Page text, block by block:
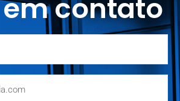
em contato